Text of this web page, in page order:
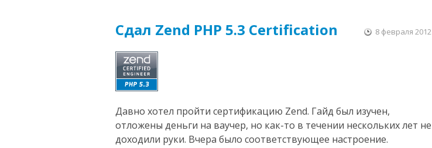
Сдал Zend PHP 5.3 Certification 8 февраля 2012
Давно хотел пройти сертификацию Zend. Гайд был изучен,
отложены деньги на ваучер, но как-то в течении нескольких лет не
доходили руки. Вчера было соответствующее настроение.